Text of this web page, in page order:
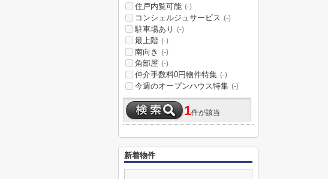
住戸内覧可能 (-)
コンシェルジュサービス (-)
駐車場あり (-)
最上階 (-)
南向き (-)
角部屋 (-)
仲介手数料0円物件特集 (-)
今週のオープンハウス特集 (-)
1件が該当
新着物件